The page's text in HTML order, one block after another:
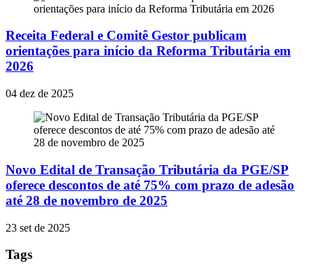
Receita Federal e Comitê Gestor publicam
orientações para início da Reforma Tributária em
2026
04 dez de 2025
Novo Edital de Transação Tributária da PGE/SP
oferece descontos de até 75% com prazo de adesão
até 28 de novembro de 2025
23 set de 2025
Tags